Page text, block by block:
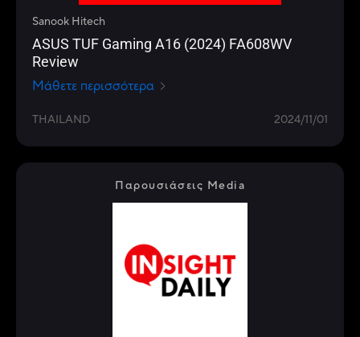
Sanook Hitech
ASUS TUF Gaming A16 (2024) FA608WV
Review
Μάθετε περισσότερα
THAILAND 2024/11/01
Παρουσιάσεις Media